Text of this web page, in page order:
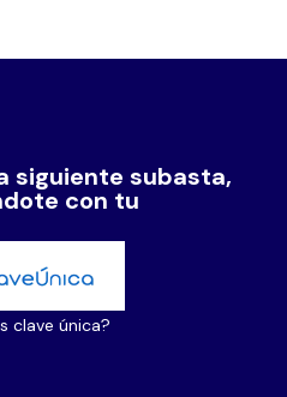
siguiente subasta,
con tu
clave única?